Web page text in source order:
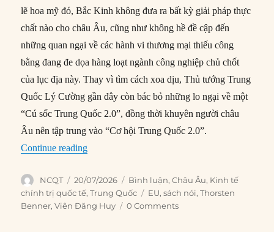
lẽ hoa mỹ đó, Bắc Kinh không đưa ra bất kỳ giải pháp thực
chất nào cho châu Âu, cũng như không hề đề cập đến
những quan ngại về các hành vi thương mại thiếu công
bằng đang đe dọa hàng loạt ngành công nghiệp chủ chốt
của lục địa này. Thay vì tìm cách xoa dịu, Thủ tướng Trung
Quốc Lý Cường gần đây còn bác bỏ những lo ngại về một
“Cú sốc Trung Quốc 2.0”, đồng thời khuyên người châu
Âu nên tập trung vào “Cơ hội Trung Quốc 2.0”.
Continue reading“Cuộc đối đầu sắp tới giữa Trung Quốc và
Author
NCQT
Posted
on
20/07/2026 Categories
Bình luận,Châu Âu, Kinh tế
chính trị quốc tế,Trung Quốc Tags
EU,sách nói,Thorsten
Benner,Viên Đăng Huy 0 Comments